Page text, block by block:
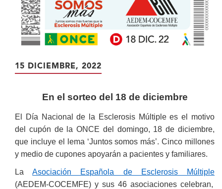
15 DICIEMBRE, 2022
En el sorteo del 18 de diciembre
El Día Nacional de la Esclerosis Múltiple es el motivo
del cupón de la ONCE del domingo, 18 de diciembre,
que incluye el lema ‘Juntos somos más’. Cinco millones
y medio de cupones apoyarán a pacientes y familiares.
LaAsociación Española de Esclerosis Múltiple
(AEDEM-COCEMFE) y sus 46 asociaciones celebran,